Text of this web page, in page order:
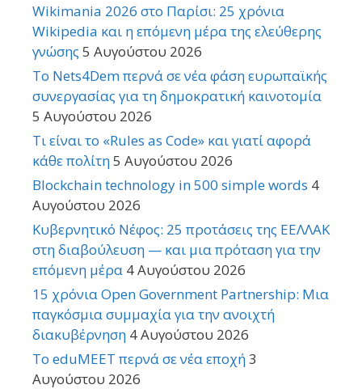
Wikimania 2026 στο Παρίσι: 25 χρόνια
Wikipedia και η επόμενη μέρα της ελεύθερης
γνώσης 5 Αυγούστου 2026
Το Nets4Dem περνά σε νέα φάση ευρωπαϊκής
συνεργασίας για τη δημοκρατική καινοτομία
5 Αυγούστου 2026
Τι είναι το «Rules as Code» και γιατί αφορά
κάθε πολίτη5 Αυγούστου 2026
Blockchain technology in 500 simple words 4
Αυγούστου 2026
Κυβερνητικό Νέφος: 25 προτάσεις της ΕΕΛΛΑΚ
στη διαβούλευση — και μια πρόταση για την
επόμενη μέρα 4 Αυγούστου 2026
15 χρόνια Open Government Partnership: Μια
παγκόσμια συμμαχία για την ανοιχτή
διακυβέρνηση 4 Αυγούστου 2026
Το eduMEET περνά σε νέα εποχή3
Αυγούστου 2026